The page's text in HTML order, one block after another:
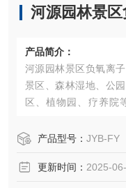
河源园林景
产品简介：
河源园林景区负氧离
景区、森林湿地、公
区、植物园、疗养院
不结霜、不结露，工作
产品型号： JYB-FY
更新时间： 2025-